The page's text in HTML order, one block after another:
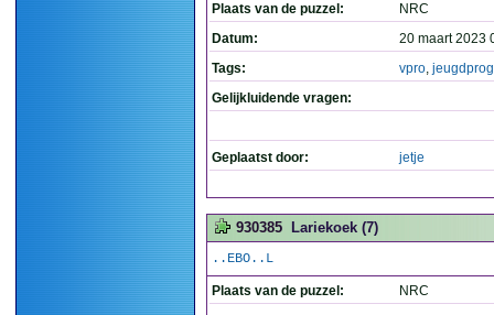
Plaats van de puzzel:
NRC
Datum:
20 maart 2023
Tags:
vpro,
Gelijkluidende vragen:
Geplaatst door: jetje
930385 Lariekoek (7)
..EBO..L
Plaats van de puzzel:
NRC